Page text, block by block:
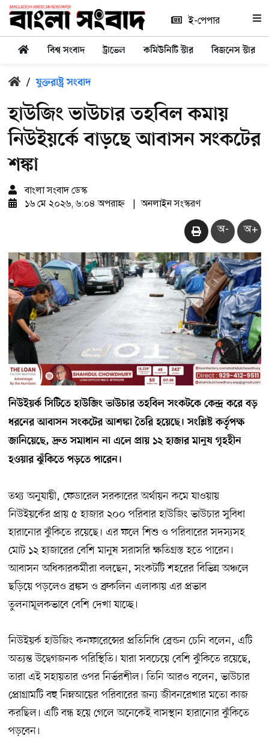
ই-পেপার
বিশ্ব সংবাদ ট্রাভেল কমিউনিটি স্টার বিজনেস স্টার
/ যুক্তরাষ্ট্র সংবাদ
হাউজিং ভাউচার তহবিল কমায়
নিউইয়র্কে বাড়ছে আবাসন সংকটের
শঙ্কা
বাংলা সংবাদ ডেস্ক
১৬ মে ২০২৬, ৬:০৪ অপরাহ্ন
অনলাইন সংস্করণ
অ- অ+
নিউইয়র্ক সিটিতে হাউজিং ভাউচার তহবিল সংকটকে কেন্দ্র করে বড়
ধরনের আবাসন সংকটের আশঙ্কা তৈরি হয়েছে। সংশ্লিষ্ট কর্তৃপক্ষ
জানিয়েছে, দ্রুত সমাধান না এলে প্রায় ১২ হাজার মানুষ গৃহহীন
হওয়ার ঝুঁকিতে পড়তে পারেন।
তথ্য অনুযায়ী, ফেডারেল সরকারের অর্থায়ন কমে যাওয়ায়
নিউইয়র্কের প্রায় ৫ হাজার ২০০ পরিবার হাউজিং ভাউচার সুবিধা
হারানোর ঝুঁকিতে রয়েছে। এর ফলে শিশু ও পরিবারের সদস্যসহ
মোট ১২ হাজারের বেশি মানুষ সরাসরি ক্ষতিগ্রস্ত হতে পারেন।
আবাসন অধিকারকর্মীরা বলছেন, সংকটটি শহরের বিভিন্ন অঞ্চলে
ছড়িয়ে পড়লেও ব্রঙ্কস ও ব্রুকলিন এলাকায় এর প্রভাব
তুলনামূলকভাবে বেশি দেখা যাচ্ছে।
নিউইয়র্ক হাউজিং কনফারেন্সের প্রতিনিধি ব্রেন্ডন চেনি বলেন, এটি
অত্যন্ত উদ্বেগজনক পরিস্থিতি। যারা সবচেয়ে বেশি ঝুঁকিতে রয়েছে,
তারা এই সহায়তার ওপর নির্ভরশীল। তিনি আরও বলেন, ভাউচার
প্রোগ্রামটি বহু নিম্নআয়ের পরিবারের জন্য জীবনরেখার মতো কাজ
করছিল। এটি বন্ধ হয়ে গেলে অনেকেই বাসস্থান হারানোর ঝুঁকিতে
পড়বেন।